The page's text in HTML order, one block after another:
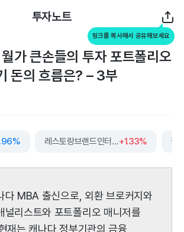
투자노트
링크를 복사해서 공유해보세요
가 큰손들의 투자 포트폴리오
돈의 흐름은? – 3부
레스토랑브랜드인터내셔널+1.33% 팔
다 MBA 출신으로, 외환 브로커지와
널리스트와 포트폴리오 매니저를
재는 캐나다 정부기관의 금융